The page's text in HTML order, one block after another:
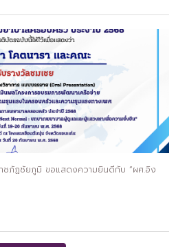
ชภัฏชัยภูมิ ขอแสดงความยินดีกับ “ผศ.อิง